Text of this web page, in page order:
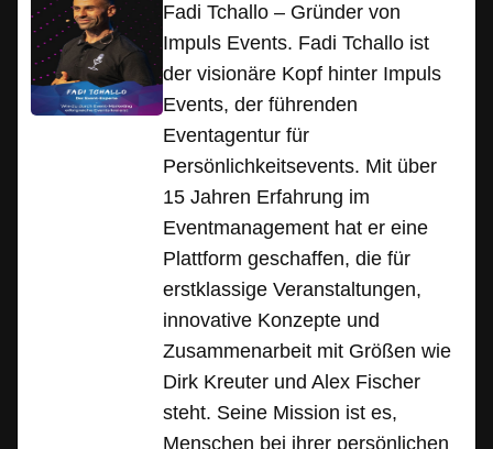
Fadi Tchallo – Gründer von
Impuls Events. Fadi Tchallo ist
der visionäre Kopf hinter Impuls
Events, der führenden
Eventagentur für
Persönlichkeitsevents. Mit über
15 Jahren Erfahrung im
Eventmanagement hat er eine
Plattform geschaffen, die für
erstklassige Veranstaltungen,
innovative Konzepte und
Zusammenarbeit mit Größen wie
Dirk Kreuter und Alex Fischer
steht. Seine Mission ist es,
Menschen bei ihrer persönlichen